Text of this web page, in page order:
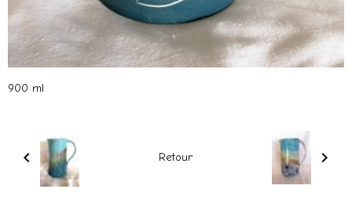
900 ml
Retour